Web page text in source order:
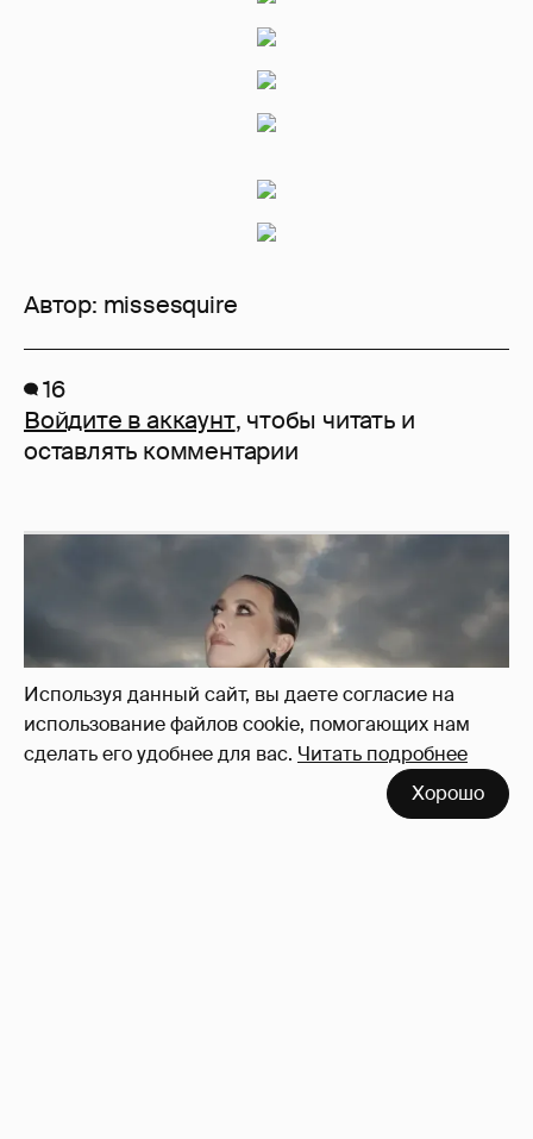
Используя данный сайт, вы даете согласие на
использование файлов cookie, помогающих нам
сделать его удобнее для вас. Читать подробнее
Хорошо
Автор: missesquire
16
Войдите в аккаунт, чтобы читать и
оставлять комментарии